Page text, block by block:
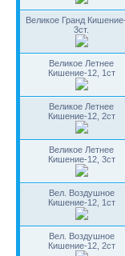
Великое Гранд Кишение-
3ст.
Великое Летнее
Кишение-12, 1ст
Великое Летнее
Кишение-12, 2ст
Великое Летнее
Кишение-12, 3ст
Вел. Воздушное
Кишение-12, 1ст
Вел. Воздушное
Кишение-12, 2ст